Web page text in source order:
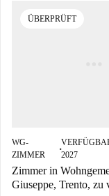
ÜBERPRÜFT
WG-
ZIMMER
■
2027
Zimmer in
Giuseppe, Trento, zu